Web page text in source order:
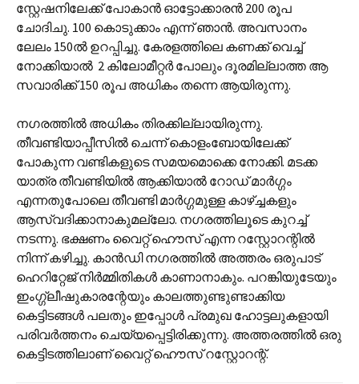
സ്റ്റേഷനിലേക്ക് പോകാൻ ഓട്ടോക്കാരൻ 200 രൂപ
ചോദിചു. 100 കൊടുക്കാം എന്ന് ഞാൻ. അവസാനം
ലേലം 150ൽ ഉറപ്പിച്ചു. കേരളത്തിലെ കണക്ക് വെച്ച്
നോക്കിയാൽ 2 കിലോമീറ്റർ പോലും ദൂരമില്ലാത്ത ആ
സവാരിക്ക് 150 രൂപ അധികം തന്നെ ആയിരുന്നു.
നഗരത്തിൽ അധികം തിരക്കില്ലായിരുന്നു.
തീവണ്ടിയാപ്പീസിൽ ചെന്ന് കൊളംബോയിലേക്ക്
പോകുന്ന വണ്ടികളുടെ സമയമൊക്കെ നോക്കി. മടക്ക
യാത്ര തീവണ്ടിയിൽ ആക്കിയാൽ റോഡ് മാർഗ്ഗം
എന്നതുപോലെ തീവണ്ടി മാർഗ്ഗമുള്ള കാഴ്ച്ചകളും
ആസ്വദിക്കാനാകുമല്ലോ. നഗരത്തിലൂടെ കുറച്ച്
നടന്നു. ഭക്ഷണം വൈറ്റ് ഹൌസ് എന്ന റസ്റ്റോറന്റിൽ
നിന്ന് കഴിച്ചു. കാൻഡി നഗരത്തിൽ അത്തരം ഒരുപാട്
ഹെറിറ്റേജ് നിർമ്മിതികൾ കാണാനാകും. പറങ്കിയുടേയും
ഇംഗ്ഗ്ലീഷുകാരന്റേയും കാലത്തുണ്ടുണ്ടാക്കിയ
കെട്ടിടങ്ങൾ പലതും ഇപ്പോൾ പ്രമുഖ ഹോട്ടലുകളായി
പരിവർത്തനം ചെയ്യപ്പെട്ടിരിക്കുന്നു. അത്തരത്തിൽ ഒരു
കെട്ടിടത്തിലാണ് വൈറ്റ് ഹൌസ് റസ്റ്റോറന്റ്.